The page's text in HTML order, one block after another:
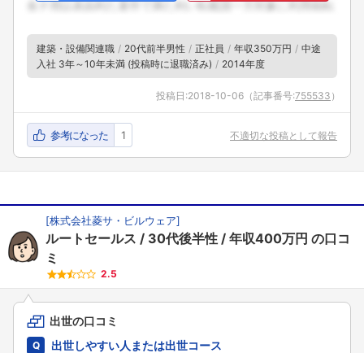
建築・設備関連職 20代前半男性 正社員 年収350万円
中途
入社 3年～10年未満 (投稿時に退職済み)
2014年度
投稿日:2018-10-06 （記事番号:755533 ）
参考になった 1 不適切な投稿として報告
[株式会社菱サ・ビルウェア]
ルートセールス 30代後半性 年収400万円 の口コ
ミ
2.5
出世の口コミ
出世しやすい人または出世コース